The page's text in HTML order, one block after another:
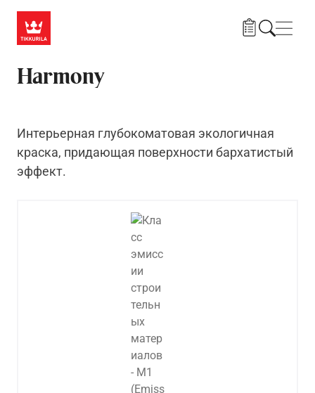
Harmony
Интерьерная глубокоматовая экологичная
краска, придающая поверхности бархатистый
эффект.